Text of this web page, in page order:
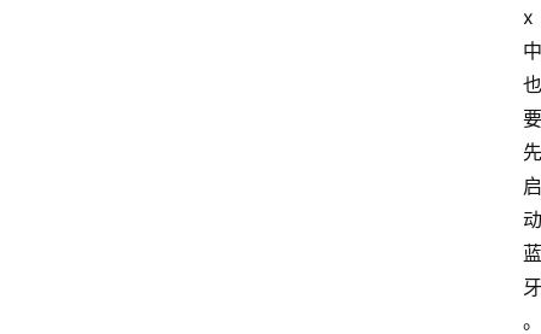
x
中
也
要
先
启
动
蓝
牙
。